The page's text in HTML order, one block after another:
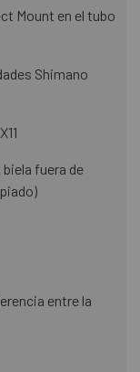
Mount en el tubo
Shimano
fuera de
entre la